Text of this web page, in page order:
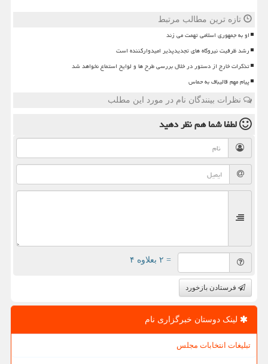
تازه ترین مطالب مرتبط
او به جمهوری اسلامی تهمت می زند
رشد ظرفیت نیروگاه های تجدیدپذیر امیدوارکننده است
تذکرات خارج از دستور در خلال بررسی طرح ها و لوایح استماع نخواهد شد
پیام مهم قالیباف به حماس
نظرات بینندگان نام در مورد این مطلب
لطفا شما همنظر دهید
= ۲ بعلاوه ۴
فرستادن بازخورد
لینک دوستان خبرگزاری نام
تبلیغات انتخابات مجلس